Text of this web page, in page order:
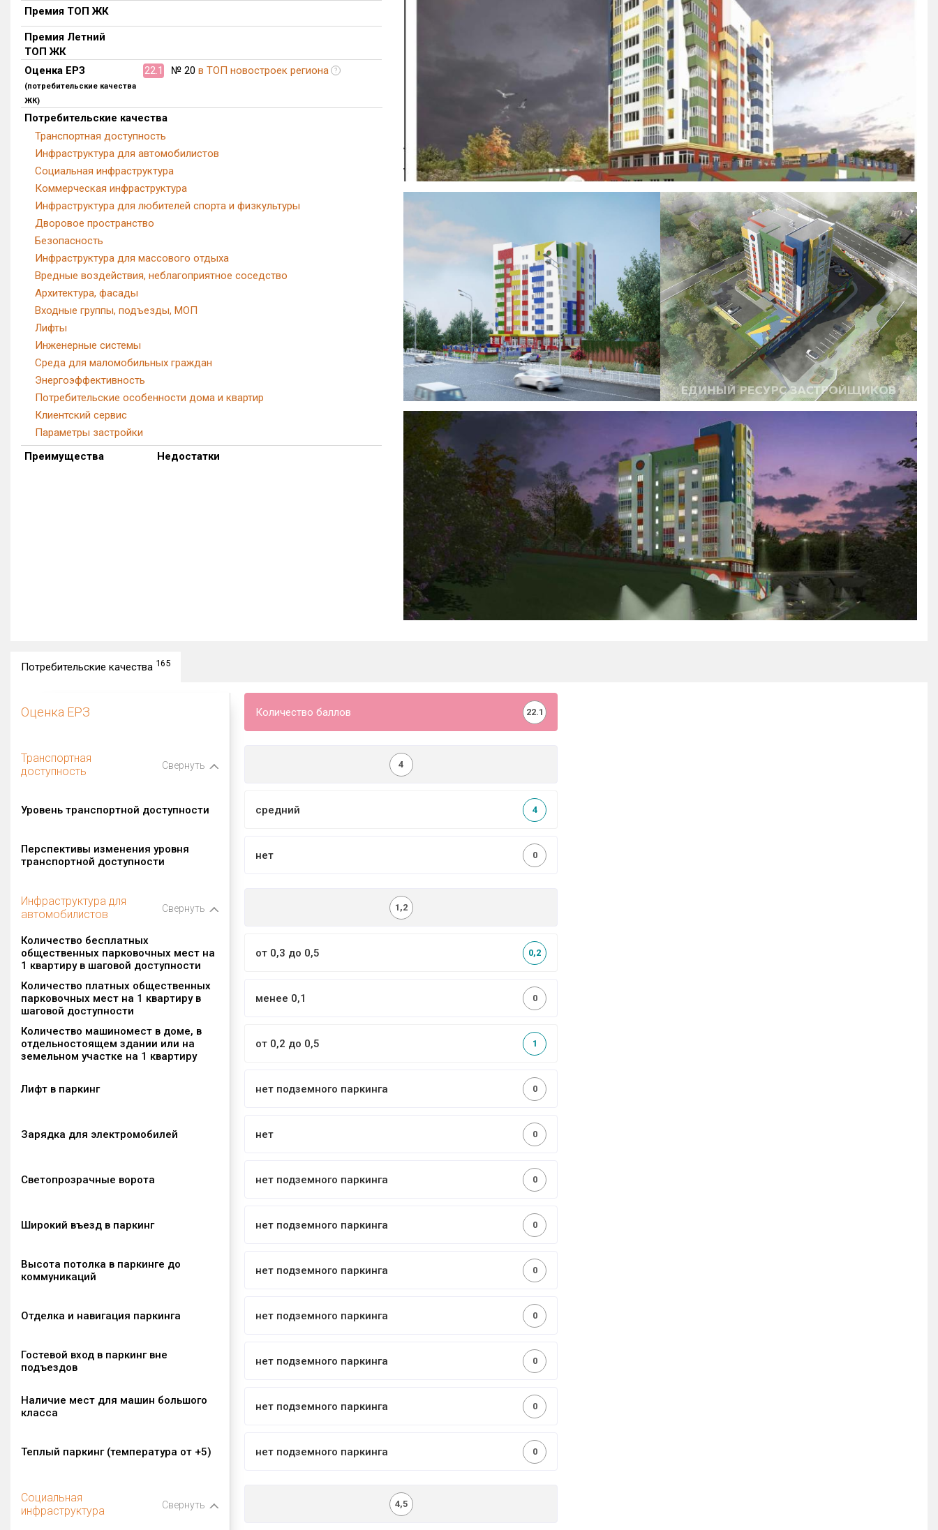
Премия ТОП ЖК
Премия Летний
ТОП ЖК
Оценка ЕРЗ
(потребительские качества
ЖК)
22.1 № 20 в ТОП новостроек региона ?
Потребительские качества
Транспортная доступность
Инфраструктура для автомобилистов
Социальная инфраструктура
Коммерческая инфраструктура
Инфраструктура для любителей спорта и физкультуры
Дворовое пространство
Безопасность
Инфраструктура для массового отдыха
Вредные воздействия, неблагоприятное соседство
Архитектура, фасады
Входные группы, подъезды, МОП
Лифты
Инженерные системы
Среда для маломобильных граждан
Энергоэффективность
Потребительские особенности дома и квартир
Клиентский сервис
Параметры застройки
Преимущества
Недостатки
Потребительские качества 165
Оценка ЕРЗ Количество баллов 22.1
Транспортная
доступность
Свернуть 4
Уровень транспортной доступности средний 4
Перспективы изменения уровня
транспортной доступности
нет 0
Инфраструктура для
автомобилистов
Свернуть 1,2
Количество бесплатных
общественных парковочных мест на
1 квартиру в шаговой доступности
от 0,3 до 0,5 0,2
Количество платных общественных
парковочных мест на 1 квартиру в
шаговой доступности
менее 0,1 0
Количество машиномест в доме, в
отдельностоящем здании или на
земельном участке на 1 квартиру
от 0,2 до 0,5 1
Лифт в паркинг нет подземного паркинга 0
Зарядка для электромобилей нет 0
Светопрозрачные ворота нет подземного паркинга 0
Широкий въезд в паркинг нет подземного паркинга 0
Высота потолка в паркинге до
коммуникаций
нет подземного паркинга 0
Отделка и навигация паркинга нет подземного паркинга 0
Гостевой вход в паркинг вне
подъездов
нет подземного паркинга 0
Наличие мест для машин большого
класса
нет подземного паркинга 0
Теплый паркинг (температура от +5) нет подземного паркинга 0
Социальная
инфраструктура
Свернуть 4,5